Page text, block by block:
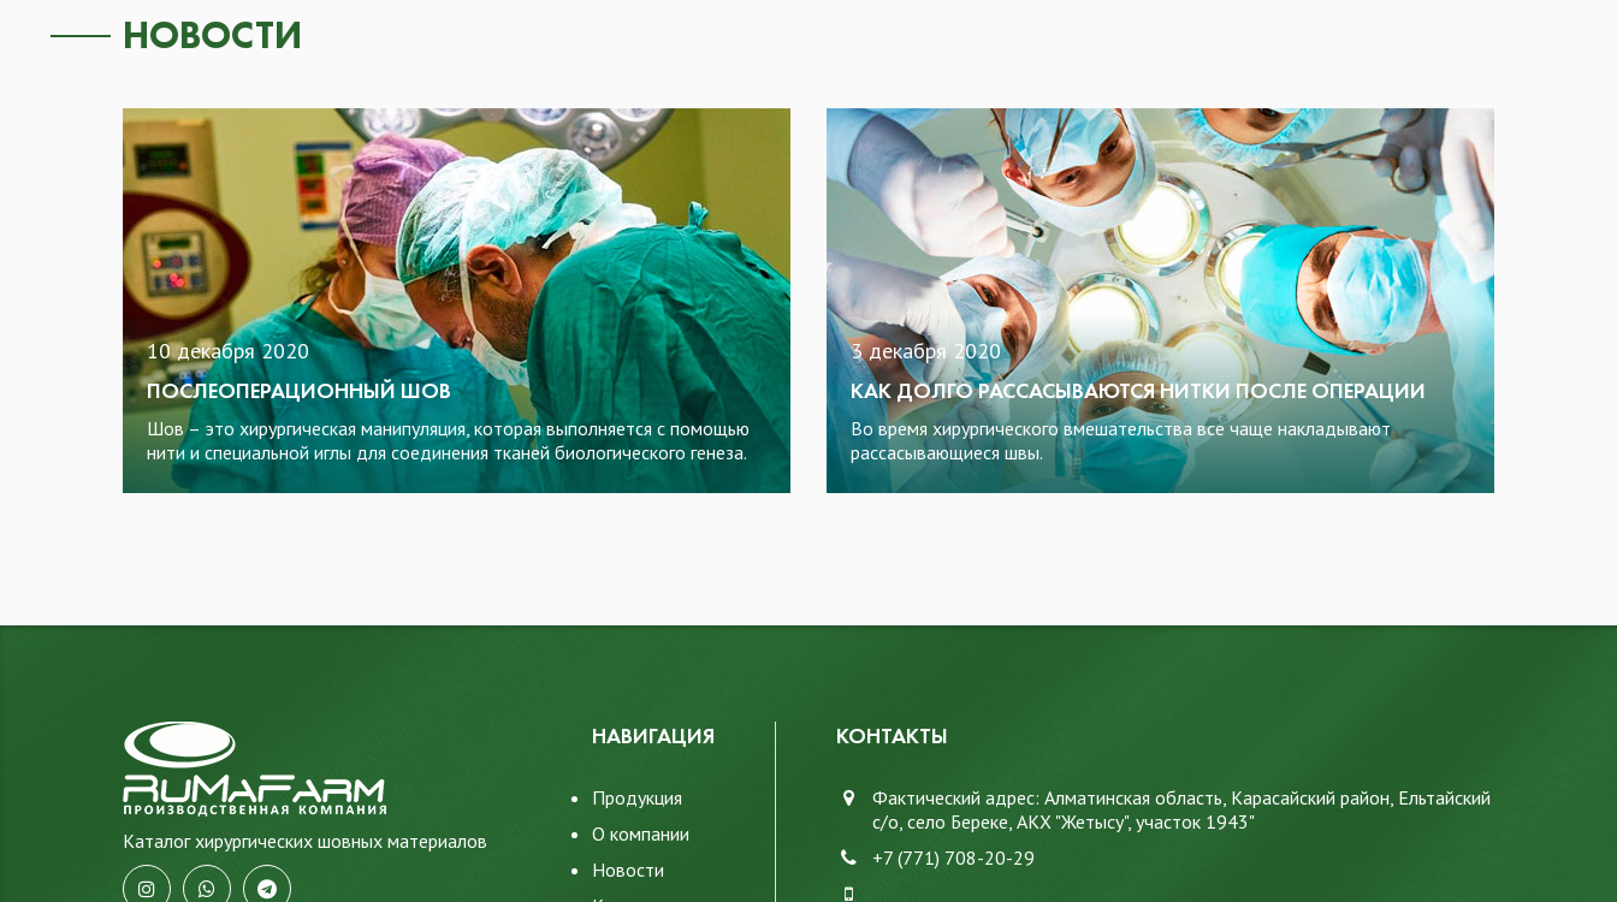
НОВОСТИ
10 декабря 2020
ПОСЛЕОПЕРАЦИОННЫЙ ШОВ
Шов – это хирургическая манипуляция, которая выполняется с помощью
нити и специальной иглы для соединения тканей биологического генеза.
3 декабря 2020
КАК ДОЛГО РАССАСЫВАЮТСЯ НИТКИ ПОСЛЕ ОПЕРАЦИИ
Во время хирургического вмешательства все чаще накладывают
рассасывающиеся швы.
Каталог хирургических шовных материалов
НАВИГАЦИЯ
Продукция
О компании
Новости
КОНТАКТЫ
Фактический адрес: Алматинская область, Карасайский район, Ельтайский
с/о, село Береке, АКХ "Жетысу", участок 1943"
+7 (771) 708-20-29